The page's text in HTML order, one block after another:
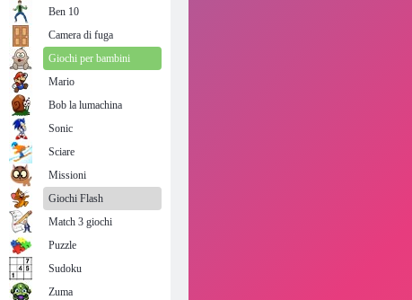
Ben 10
Camera di fuga
Giochi per bambini
Mario
Bob la lumachina
Sonic
Sciare
Missioni
Giochi Flash
Match 3 giochi
Puzzle
Sudoku
Zuma